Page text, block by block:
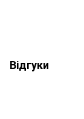
Відгуки